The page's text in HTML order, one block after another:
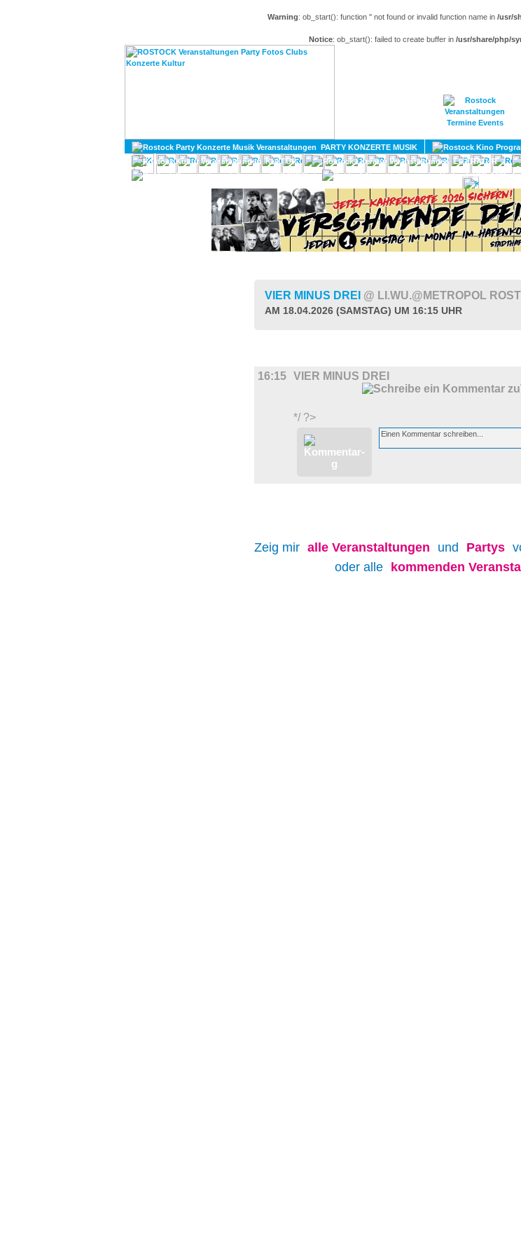
Warning: ob_start(): function '' not found or invalid function name in /usr/
Notice: ob_start(): failed to create buffer in /usr/share/php/
PARTY KONZERTE MUSIK
KULTUR
LITERATUR
DIVERSES
UMLAND
VIER MINUS DREI @ LI.WU.@METROPOL
AM 18.04.2026 (SAMSTAG) UM 16:15 UHR
16:15 VIER MINUS DREI
*/ ?>
Zeig mir alle Veranstaltungen und Partys
oder alle
kommenden